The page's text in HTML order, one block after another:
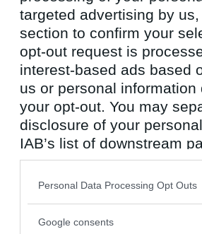
targeted advertising by
section to confirm your
opt-out request is
interest-based ads based
us or personal
your opt-out. You may
disclosure of your
IAB’s list of downstream
also be disclosed by us
Downstream Participants
Please note that this
Personal Data Processing Opt Outs
Google consents
Antal inlägg:
www.youtube.com/watc...4V TS72-
MrMaster
Antal inlägg: 7
Lorna shore - Of the abyss
mistmaster
Antal inlägg: